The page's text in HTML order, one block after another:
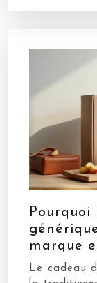
marque
Le cadeau